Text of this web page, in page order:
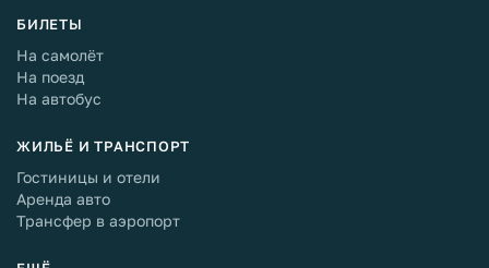
БИЛЕТЫ
На самолёт
На поезд
На автобус
ЖИЛЬЁ И ТРАНСПОРТ
Гостиницы и отели
Аренда авто
Трансфер в аэропорт